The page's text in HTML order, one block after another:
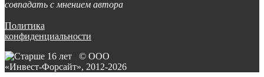
совпадать с мнением автора
Политика
конфиденциальности
© ООО
«Инвест-Форсайт», 2012-2026